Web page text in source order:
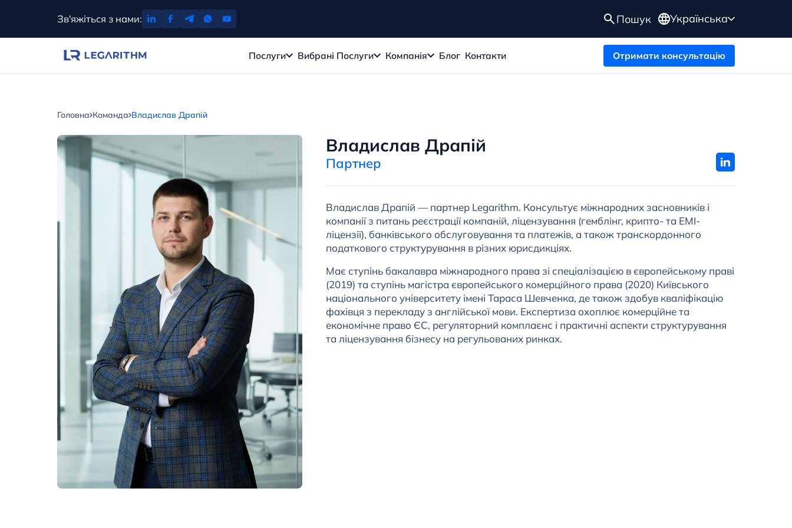
Зв'яжіться з нами: Пошук Українська
Послуги Вибрані Послуги Компанія Блог Контакти Отримати консультацію
Головна Команда Владислав Драпій
Владислав Драпій
Партнер
Владислав Драпій — партнер Legarithm. Консультує міжнародних засновників і
компанії з питань реєстрації компаній, ліцензування (гемблінг, крипто- та EMI-
ліцензії), банківського обслуговування та платежів, а також транскордонного
податкового структурування в різних юрисдикціях.
Має ступінь бакалавра міжнародного права зі спеціалізацією в європейському праві
(2019) та ступінь магістра європейського комерційного права (2020) Київського
національного університету імені Тараса Шевченка, де також здобув кваліфікацію
фахівця з перекладу з англійської мови. Експертиза охоплює комерційне та
економічне право ЄС, регуляторний комплаєнс і практичні аспекти структурування
та ліцензування бізнесу на регульованих ринках.